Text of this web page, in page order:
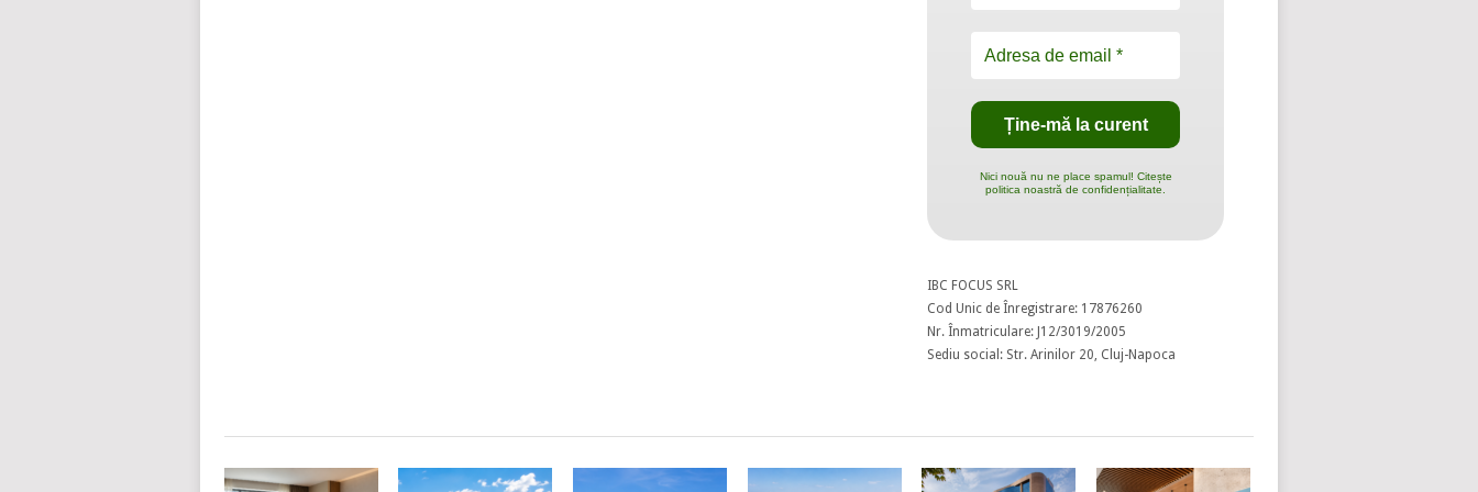
Nici nouă nu ne place spamul! Citește
politica noastră de confidențialitate.
IBC FOCUS SRL
Cod Unic de Înregistrare: 17876260
Nr. Înmatriculare: J12/3019/2005
Sediu social: Str. Arinilor 20, Cluj-Napoca